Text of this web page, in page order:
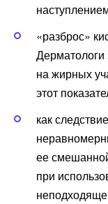
«разброс»
Дерматологи
на жирных
этот
как
ее
при